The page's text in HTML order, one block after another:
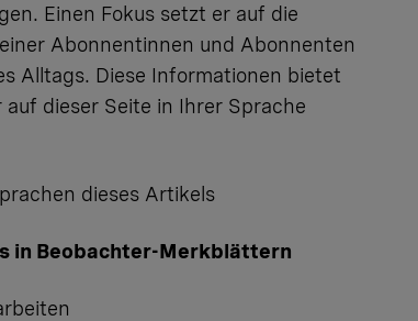
Einen Fokus setzt er auf die
Abonnentinnen und Abonnenten
Alltags. Diese Informationen bietet
dieser Seite in Ihrer Sprache
dieses Artikels
in Beobachter-Merkblättern